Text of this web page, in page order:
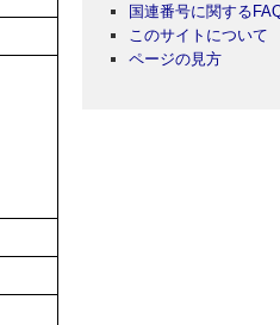
国連番号に関する
このサイトについて
ページの見方